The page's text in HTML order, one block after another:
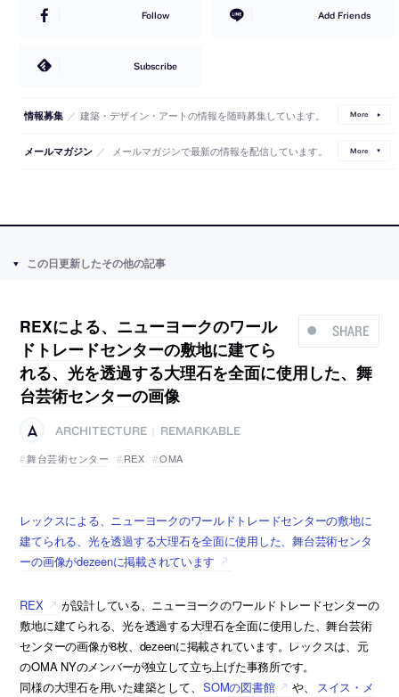
Follow Add Friends
Subscribe
情報募集 ／ 建築・デザイン・アートの情報を随時募集しています。 More
メールマガジン ／ メールマガジンで最新の情報を配信しています。 More
この日更新したその他の記事
SHARE
REXによる、ニューヨークのワール
ドトレードセンターの敷地に建てら
れる、光を透過する大理石を全面に使用した、舞
台芸術センターの画像
ARCHITECTURE
REMARKABLE
舞台芸術センター
REX OMA
レックスによる、ニューヨークのワールドトレードセンターの敷地に
建てられる、光を透過する大理石を全面に使用した、舞台芸術センタ
ーの画像がdezeenに掲載されています
REX
が設計している、ニューヨークのワールドトレードセンターの
敷地に建てられる、光を透過する大理石を全面に使用した、舞台芸術
センターの画像が8枚、dezeenに掲載されています。レックスは、元
のOMA NYのメンバーが独立して立ち上げた事務所です。
同様の大理石を用いた建築として、
SOMの図書館 や、
スイス・メ